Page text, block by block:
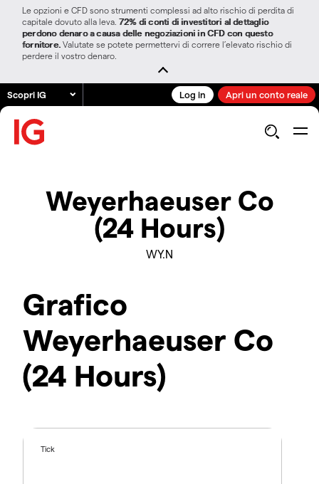
Le opzioni e CFD sono strumenti complessi ad alto rischio di perdita di
capitale dovuto alla leva. 72% di conti di investitori al dettaglio
perdono denaro a causa delle negoziazioni in CFD con questo
fornitore. Valutate se potete permettervi di correre l’elevato rischio di
perdere il vostro denaro.
Scopri IG Log in Apri un conto reale
Weyerhaeuser Co
(24 Hours)
WY.N
Grafico
Weyerhaeuser Co
(24 Hours)
Tick